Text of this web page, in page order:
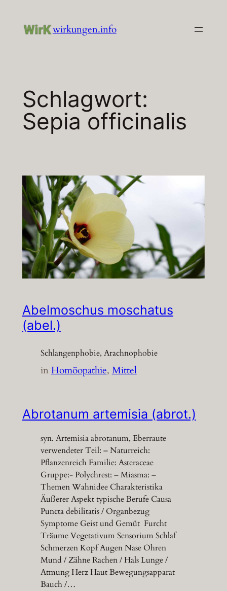
Inhalt
wirkungen.info
Schlagwort:
Sepia officinalis
Abelmoschus moschatus
(abel.)
Schlangenphobie, Arachnophobie
inHomöopathie, Mittel
Abrotanum artemisia (abrot.)
syn. Artemisia abrotanum, Eberraute
verwendeter Teil: – Naturreich:
Pflanzenreich Familie: Asteraceae
Gruppe:- Polychrest: – Miasma: –
Themen Wahnidee Charakteristika
Äußerer Aspekt typische Berufe Causa
Puncta debilitatis / Organbezug
Symptome Geist und Gemüt Furcht
Träume Vegetativum Sensorium Schlaf
Schmerzen Kopf Augen Nase Ohren
Mund / Zähne Rachen / Hals Lunge /
Atmung Herz Haut Bewegungsapparat
Bauch /…